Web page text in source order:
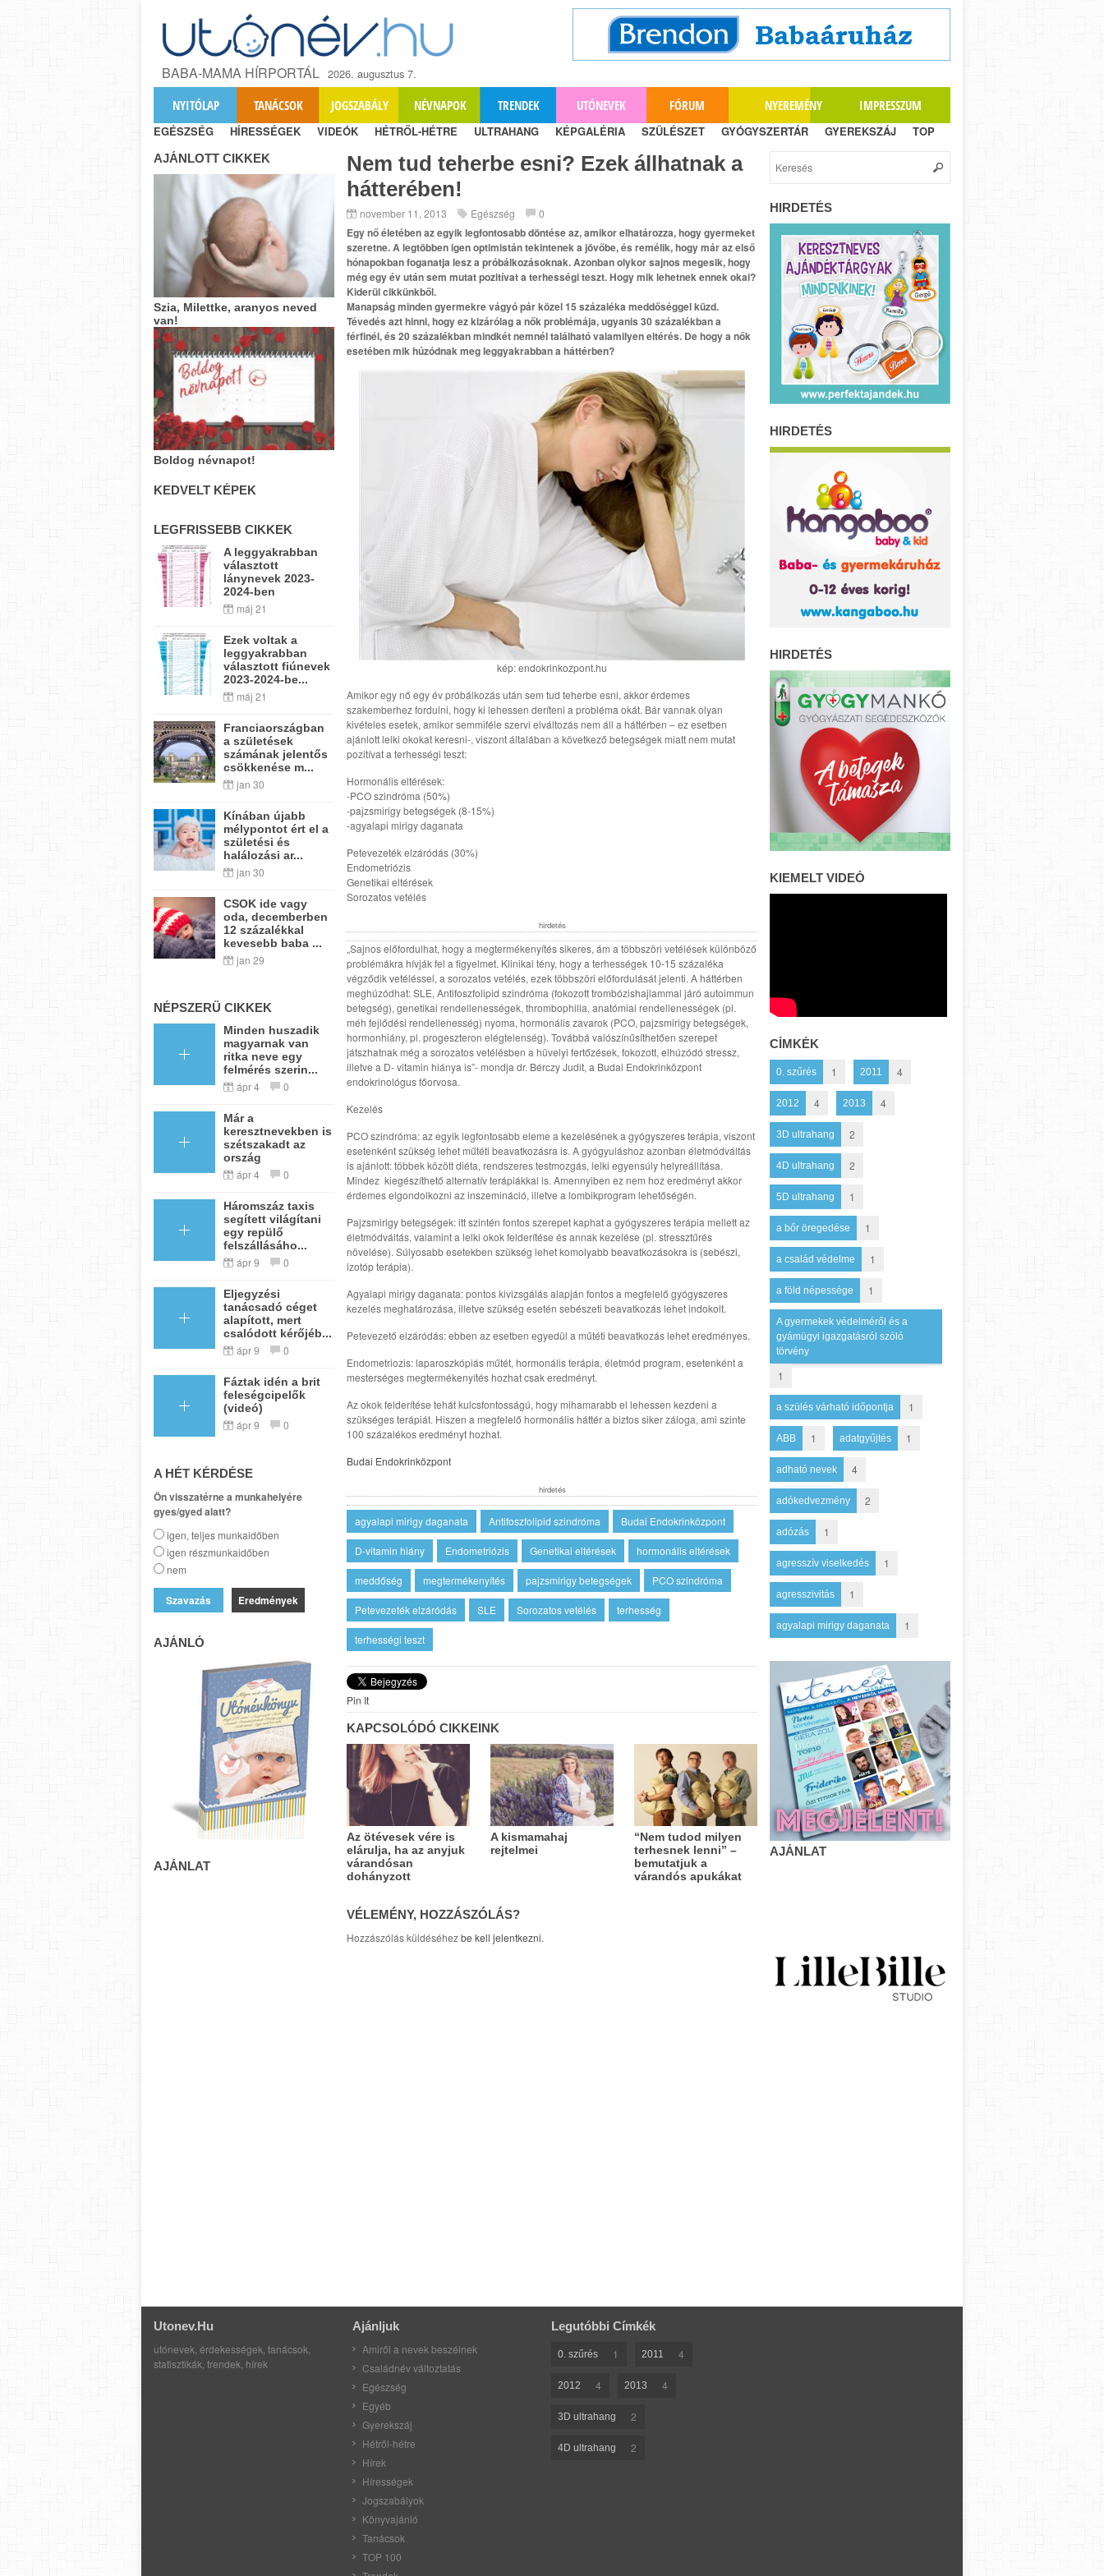
BABA-MAMA HÍRPORTÁL 2026. augusztus 7.
NYITÓLAP TANÁCSOK JOGSZABÁLY NÉVNAPOK TRENDEK UTÓNEVEK FÓRUM NYEREMÉNY IMPRESSZUM
EGÉSZSÉG HÍRESSÉGEK VIDEÓK HÉTRŐL-HÉTRE ULTRAHANG KÉPGALÉRIA SZÜLÉSZET GYÓGYSZERTÁR GYEREKSZÁJ TOP
Nem tud teherbe esni? Ezek állhatnak a
hátterében!
november 11, 2013 Egészség 0
Egy nő életében az egyik legfontosabb döntése az, amikor elhatározza, hogy gyermeket
szeretne. A legtöbben igen optimistán tekintenek a jövőbe, és remélik, hogy már az első
hónapokban foganatja lesz a próbálkozásoknak. Azonban olykor sajnos megesik, hogy
még egy év után sem mutat pozitívat a terhességi teszt. Hogy mik lehetnek ennek okai?
Kiderül cikkünkből.
Manapság minden gyermekre vágyó pár közel 15 százaléka meddőséggel küzd.
Tévedés azt hinni, hogy ez kizárólag a nők problémája, ugyanis 30 százalékban a
férfinél, és 20 százalékban mindkét nemnél található valamilyen eltérés. De hogy a nők
esetében mik húzódnak meg leggyakrabban a háttérben?
kép: endokrinkozpont.hu
Amikor egy nő egy év próbálkozás után sem tud teherbe esni, akkor érdemes
szakemberhez fordulni, hogy ki lehessen deríteni a probléma okát. Bár vannak olyan
kivételes esetek, amikor semmiféle szervi elváltozás nem áll a háttérben – ez esetben
ajánlott lelki okokat keresni-, viszont általában a következő betegségek miatt nem mutat
pozitívat a terhességi teszt:
Hormonális eltérések:
-PCO szindróma (50%)
-pajzsmirigy betegségek (8-15%)
-agyalapi mirigy daganata
Petevezeték elzáródás (30%)
Endometriózis
Genetikai eltérések
Sorozatos vetélés
hirdetés
„Sajnos előfordulhat, hogy a megtermékenyítés sikeres, ám a többszöri vetélések különböző
problémákra hívják fel a figyelmet. Klinikai tény, hogy a terhességek 10-15 százaléka
végződik vetéléssel, a sorozatos vetélés, ezek többszöri előfordulását jelenti. A háttérben
meghúzódhat: SLE, Antifoszfolipid szindróma (fokozott trombózishajlammal járó autoimmun
betegség), genetikai rendellenességek, thrombophilia, anatómiai rendellenességek (pl.
méh fejlődési rendellenesség) nyoma, hormonális zavarok (PCO, pajzsmirigy betegségek,
hormonhiány, pl. progeszteron elégtelenség). Továbbá valószínűsíthetően szerepet
játszhatnak még a sorozatos vetélésben a hüvelyi fertőzések, fokozott, elhúzódó stressz,
illetve a D- vitamin hiánya is”- mondja dr. Bérczy Judit, a Budai Endokrinközpont
endokrinológus főorvosa.
Kezelés
PCO szindróma: az egyik legfontosabb eleme a kezelésének a gyógyszeres terápia, viszont
esetenként szükség lehet műtéti beavatkozásra is. A gyógyuláshoz azonban életmódváltás
is ajánlott: többek között diéta, rendszeres testmozgás, lelki egyensúly helyreállítása.
Mindez kiegészíthető alternatív terápiákkal is. Amennyiben ez nem hoz eredményt akkor
érdemes elgondolkozni az inszemináció, illetve a lombikprogram lehetőségén.
Pajzsmirigy betegségek: itt szintén fontos szerepet kaphat a gyógyszeres terápia mellett az
életmódváltás, valamint a lelki okok felderítése és annak kezelése (pl. stressztűrés
növelése). Súlyosabb esetekben szükség lehet komolyabb beavatkozásokra is (sebészi,
izotóp terápia).
Agyalapi mirigy daganata: pontos kivizsgálás alapján fontos a megfelelő gyógyszeres
kezelés meghatározása, illetve szükség esetén sebészeti beavatkozás lehet indokolt.
Petevezető elzáródás: ebben az esetben egyedül a műtéti beavatkozás lehet eredményes.
Endometriozis: laparoszkópiás műtét, hormonális terápia, életmód program, esetenként a
mesterséges megtermékenyítés hozhat csak eredményt.
Az okok felderítése tehát kulcsfontosságú, hogy mihamarabb el lehessen kezdeni a
szükséges terápiát. Hiszen a megfelelő hormonális háttér a biztos siker záloga, ami szinte
100 százalékos eredményt hozhat.
Budai Endokrinközpont
hirdetés
agyalapi mirigy daganata Antifoszfolipid szindróma Budai Endokrinközpont
D-vitamin hiány Endometriózis Genetikai eltérések hormonális eltérések
meddőség megtermékenyítés pajzsmirigy betegségek PCO szindróma
Petevezeték elzáródás SLE Sorozatos vetélés terhesség
terhességi teszt
Pin It
KAPCSOLÓDÓ CIKKEINK
Az ötévesek vére is
elárulja, ha az anyjuk
várandósan
dohányzott
A kismamahaj
rejtelmei
“Nem tudod milyen
terhesnek lenni” –
bemutatjuk a
várandós apukákat
VÉLEMÉNY, HOZZÁSZÓLÁS?
Hozzászólás küldéséhezbe kell jelentkezni.
AJÁNLOTT CIKKEK
Szia, Milettke, aranyos neved
van!
Boldog névnapot!
KEDVELT KÉPEK
LEGFRISSEBB CIKKEK
A leggyakrabban
választott
lánynevek 2023-
2024-ben
máj 21
Ezek voltak a
leggyakrabban
választott fiúnevek
2023-2024-be...
máj 21
Franciaországban
a születések
számának jelentős
csökkenése m...
jan 30
Kínában újabb
mélypontot ért el a
születési és
halálozási ar...
jan 30
CSOK ide vagy
oda, decemberben
12 százalékkal
kevesebb baba ...
jan 29
NÉPSZERŰ CIKKEK
Minden huszadik
magyarnak van
ritka neve egy
felmérés szerin...
ápr 4 0
Már a
keresztnevekben is
szétszakadt az
ország
ápr 4 0
Háromszáz taxis
segített világítani
egy repülő
felszállásáho...
ápr 9 0
Eljegyzési
tanácsadó céget
alapított, mert
csalódott kérőjéb...
ápr 9 0
Fáztak idén a brit
feleségcipelők
(videó)
ápr 9 0
A HÉT KÉRDÉSE
Ön visszatérne a munkahelyére
gyes/gyed alatt?
igen, teljes munkaidőben
igen részmunkaidőben
nem
Eredmények
AJÁNLÓ
AJÁNLAT
HIRDETÉS
HIRDETÉS
HIRDETÉS
KIEMELT VIDEÓ
CÍMKÉK
0. szűrés 1 2011 4
2012 4 2013 4
3D ultrahang 2
4D ultrahang 2
5D ultrahang 1
a bőr öregedése 1
a család védelme 1
a föld népessége 1
A gyermekek védelméről és a
gyámügyi igazgatásról szóló
törvény
1
a szülés várható időpontja 1
ABB 1 adatgyűjtés 1
adható nevek 4
adókedvezmény 2
adózás 1
agresszív viselkedés 1
agresszivitás 1
agyalapi mirigy daganata 1
AJÁNLAT
Utonev.hu
utónevek, érdekességek, tanácsok,
statisztikák, trendek, hírek
Ajánljuk
Amiről a nevek beszélnek
Családnév változtatás
Egészség
Egyéb
Gyerekszáj
Hétről-hétre
Hírek
Hírességek
Jogszabályok
Könyvajánló
Tanácsok
TOP 100
Legutóbbi Címkék
0. szűrés 1 2011 4
2012 4 2013 4
3D ultrahang 2
4D ultrahang 2